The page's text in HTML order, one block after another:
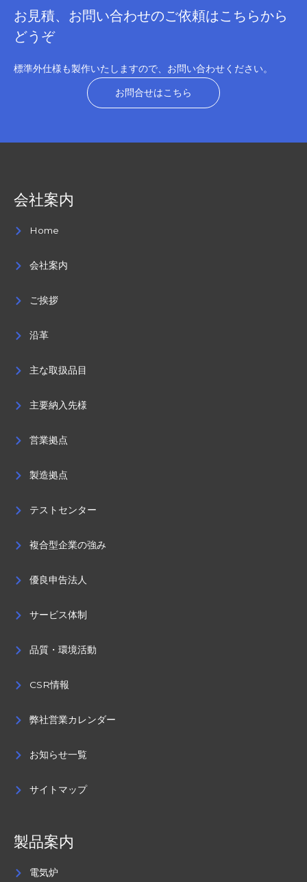
お見積、お問い合わせのご依頼はこちらから
どうぞ
標準外仕様も製作いたしますので、お問い合わせください。
お問合せはこちら
会社案内
Home
会社案内
ご挨拶
沿革
主な取扱品目
主要納入先様
営業拠点
製造拠点
テストセンター
複合型企業の強み
優良申告法人
サービス体制
品質・環境活動
CSR情報
弊社営業カレンダー
お知らせ一覧
サイトマップ
製品案内
電気炉